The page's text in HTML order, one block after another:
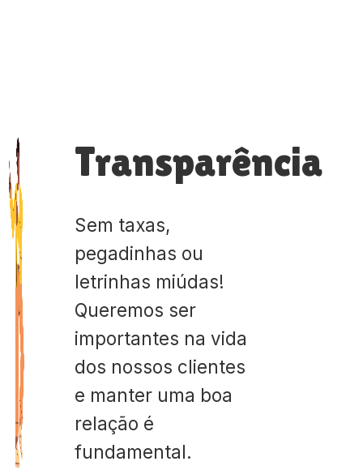
Transparência
Sem taxas,
pegadinhas ou
letrinhas miúdas!
Queremos ser
importantes na vida
dos nossos clientes
e manter uma boa
relação é
fundamental.